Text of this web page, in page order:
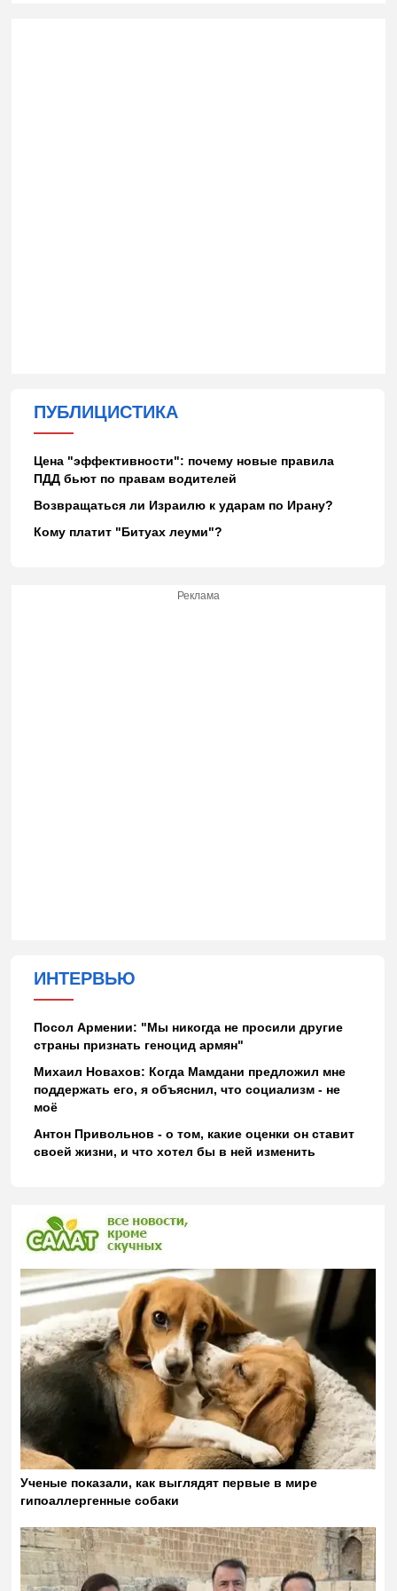
ПУБЛИЦИСТИКА
Цена "эффективности": почему новые правила
ПДД бьют по правам водителей
Возвращаться ли Израилю к ударам по Ирану?
Кому платит "Битуах леуми"?
Реклама
ИНТЕРВЬЮ
Посол Армении: "Мы никогда не просили другие
страны признать геноцид армян"
Михаил Новахов: Когда Мамдани предложил мне
поддержать его, я объяснил, что социализм - не
моё
Антон Привольнов - о том, какие оценки он ставит
своей жизни, и что хотел бы в ней изменить